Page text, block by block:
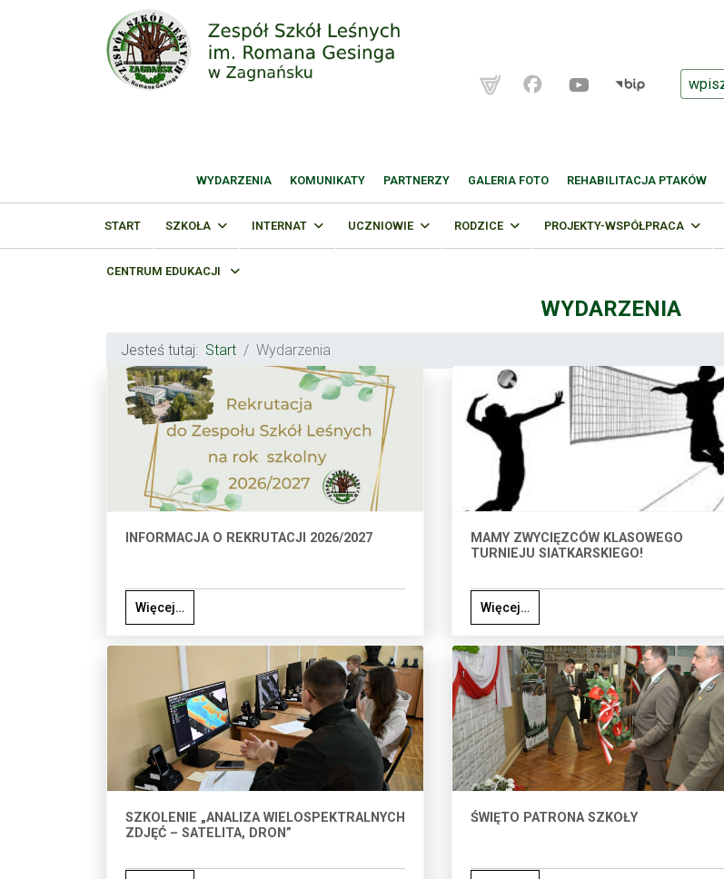
WYDARZENIA KOMUNIKATY PARTNERZY GALERIA FOTO REHABILITACJA PTAKÓW
START SZKOŁA INTERNAT UCZNIOWIE RODZICE PROJEKTY-WSPÓŁPRACA
CENTRUM EDUKACJI
WYDARZENIA
Jesteś tutaj: Start Wydarzenia
INFORMACJA O REKRUTACJI 2026/2027
Więcej…
MAMY ZWYCIĘZCÓW KLASOWEGO
TURNIEJU SIATKARSKIEGO!
Więcej…
SZKOLENIE „ANALIZA WIELOSPEKTRALNYCH
ZDJĘĆ – SATELITA, DRON”
ŚWIĘTO PATRONA SZKOŁY